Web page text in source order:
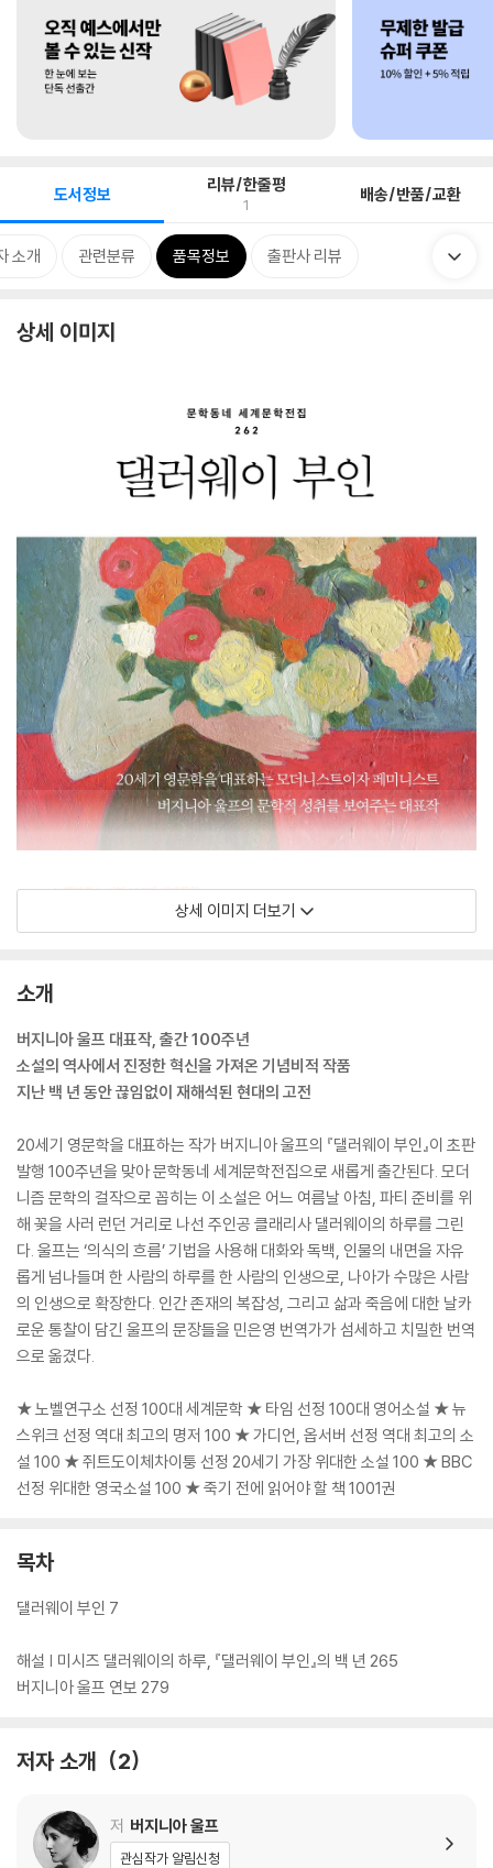
도서정보 리뷰/한줄평
1 배송/반품/교환
소개 관련분류 품목정보 출판사 리뷰
상세 이미지
상세 이미지 더보기
소개
버지니아 울프 대표작, 출간 100주년
소설의 역사에서 진정한 혁신을 가져온 기념비적 작품
지난 백 년 동안 끊임없이 재해석된 현대의 고전
20세기 영문학을 대표하는 작가 버지니아 울프의 『댈러웨이 부인』이 초판
발행 100주년을 맞아 문학동네 세계문학전집으로 새롭게 출간된다. 모더
니즘 문학의 걸작으로 꼽히는 이 소설은 어느 여름날 아침, 파티 준비를 위
해 꽃을 사러 런던 거리로 나선 주인공 클래리사 댈러웨이의 하루를 그린
다. 울프는 ‘의식의 흐름’ 기법을 사용해 대화와 독백, 인물의 내면을 자유
롭게 넘나들며 한 사람의 하루를 한 사람의 인생으로, 나아가 수많은 사람
의 인생으로 확장한다. 인간 존재의 복잡성, 그리고 삶과 죽음에 대한 날카
로운 통찰이 담긴 울프의 문장들을 민은영 번역가가 섬세하고 치밀한 번역
으로 옮겼다.
★ 노벨연구소 선정 100대 세계문학 ★ 타임 선정 100대 영어소설 ★ 뉴
스위크 선정 역대 최고의 명저 100 ★ 가디언, 옵서버 선정 역대 최고의 소
설 100 ★ 쥐트도이체차이퉁 선정 20세기 가장 위대한 소설 100 ★ BBC
선정 위대한 영국소설 100 ★ 죽기 전에 읽어야 할 책 1001권
목차
댈러웨이 부인 7
해설 | 미시즈 댈러웨이의 하루, 『댈러웨이 부인』의 백 년 265
버지니아 울프 연보 279
저자 소개 2
저 버지니아 울프
관심작가 알림신청